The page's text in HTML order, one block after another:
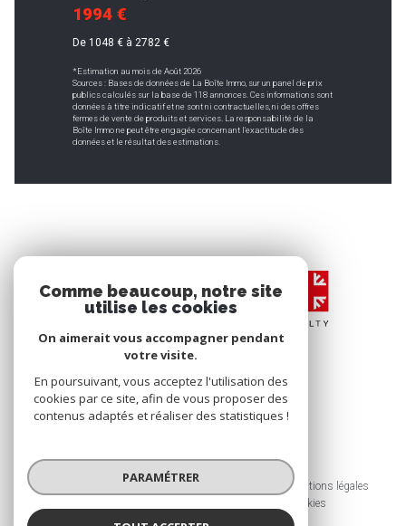
1994 €
De 1048 € à 2782 €
*Estimation au mois de Août 2026
Sources : Bases de données de La Boîte Immo, sur un panel de prix
publics calculés sur la base de 118 annonces. Ces informations sont
données à titre indicatif et ne sont ni contractuelles, ni des offres
fermes de vente de produits et services. La responsabilité de la
Boîte Immo ne peut être engagée concernant l'exactitude des
données et le résultat des estimations.
© 2026 | Tous droits réservés
Nos honoraires
Nos partenaires
Mentions légales
Cookies
Comme beaucoup, notre site
utilise les cookies
On aimerait vous accompagner pendant
votre visite.
En poursuivant, vous acceptez l'utilisation des
cookies par ce site, afin de vous proposer des
contenus adaptés et réaliser des statistiques !
PARAMÉTRER